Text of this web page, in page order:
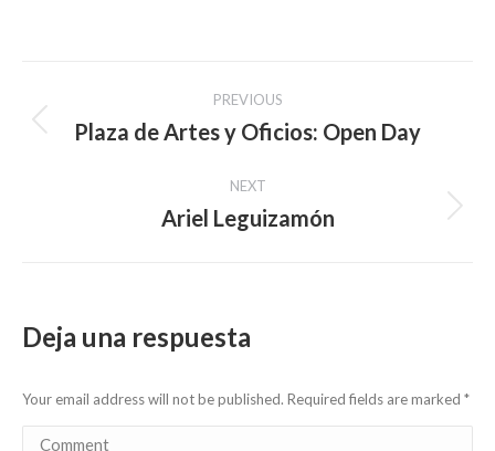
navigation
PREVIOUS
Previous
Plaza de Artes y Oficios: Open Day
NEXT
Next
Ariel Leguizamón
Deja una respuesta
Your email address will not be published. Required fields are marked *
Comment